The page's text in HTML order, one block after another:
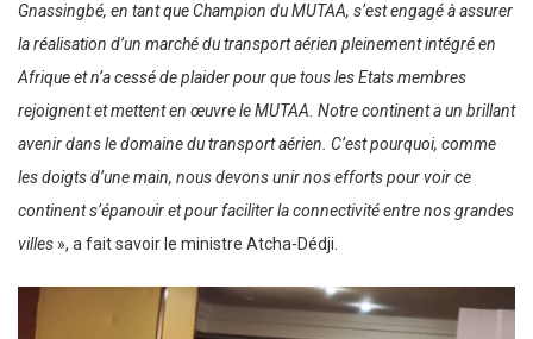
Gnassingbé, en tant que Champion du MUTAA, s’est engagé à assurer
la réalisation d’un marché du transport aérien pleinement intégré en
Afrique et n’a cessé de plaider pour que tous les Etats membres
rejoignent et mettent en œuvre le MUTAA. Notre continent a un brillant
avenir dans le domaine du transport aérien. C’est pourquoi, comme
les doigts d’une main, nous devons unir nos efforts pour voir ce
continent s’épanouir et pour faciliter la connectivité entre nos grandes
villes », a fait savoir le ministre Atcha-Dédji.